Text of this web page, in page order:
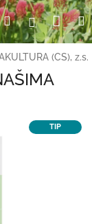
HledatPřihlášení
(CS), z.s.
TIP